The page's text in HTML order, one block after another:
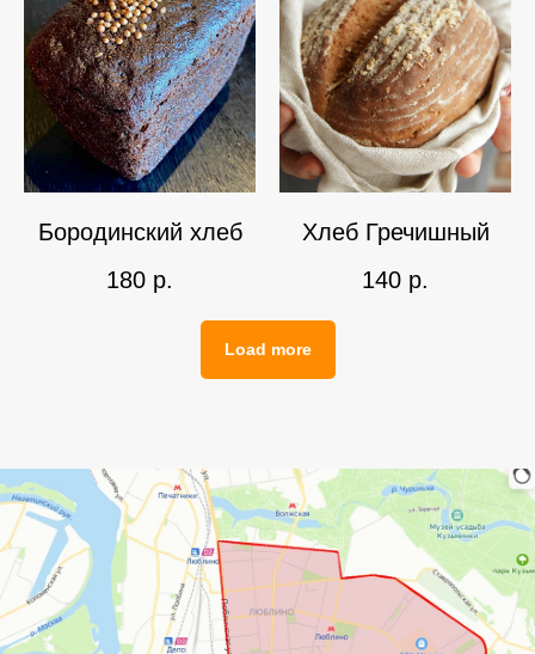
Бородинский хлеб
180 р.
Хлеб Гречишный
140 р.
Load more